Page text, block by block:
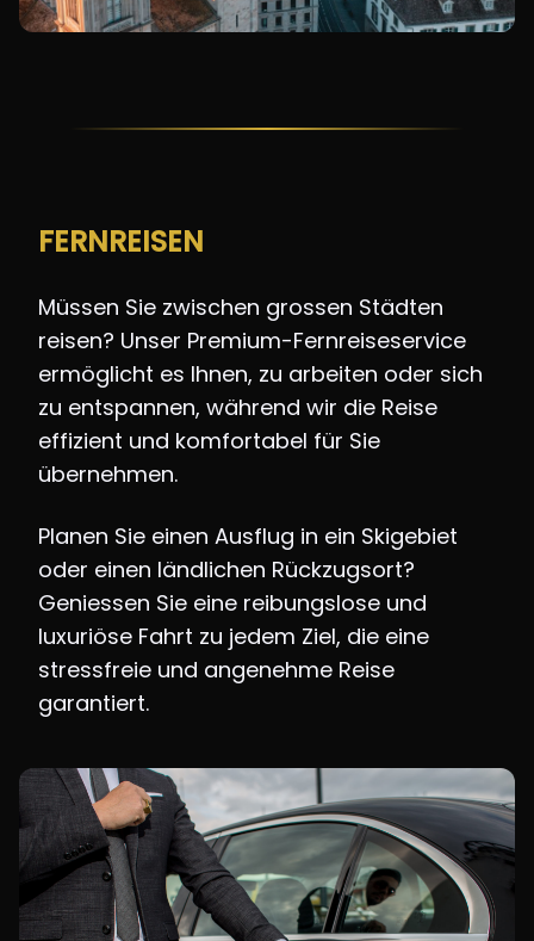
FERNREISEN
Müssen Sie zwischen grossen Städten
reisen? Unser Premium-Fernreiseservice
ermöglicht es Ihnen, zu arbeiten oder sich
zu entspannen, während wir die Reise
effizient und komfortabel für Sie
übernehmen.
Planen Sie einen Ausflug in ein Skigebiet
oder einen ländlichen Rückzugsort?
Geniessen Sie eine reibungslose und
luxuriöse Fahrt zu jedem Ziel, die eine
stressfreie und angenehme Reise
garantiert.